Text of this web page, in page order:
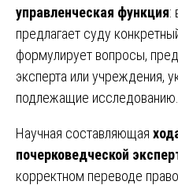
управленческая функция:
предлагает суду
формулирует вопросы,
эксперта или учреждения,
подлежащие исследованию.
Научная составляющая
почерковедческой
корректном переводе